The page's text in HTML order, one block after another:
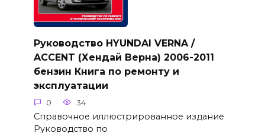
Руководство HYUNDAI VERNA /
ACCENT (Хендай Верна) 2006-2011
бензин Книга по ремонту и
эксплуатации
0 34
Справочное иллюстрированное издание
Руководство по